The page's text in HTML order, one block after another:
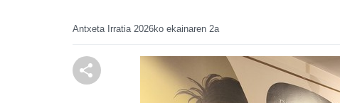
Antxeta Irratia 2026ko ekainaren 2a